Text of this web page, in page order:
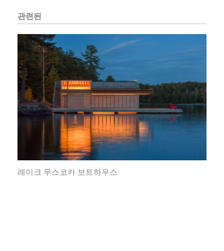
관련된
레이크 무스코카 보트하우스